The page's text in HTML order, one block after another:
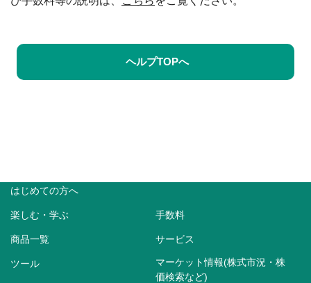
ヘルプTOPへ
はじめての方へ
楽しむ・学ぶ 手数料
商品一覧 サービス
ツール
マーケット情報(株式市況・株
価検索など)